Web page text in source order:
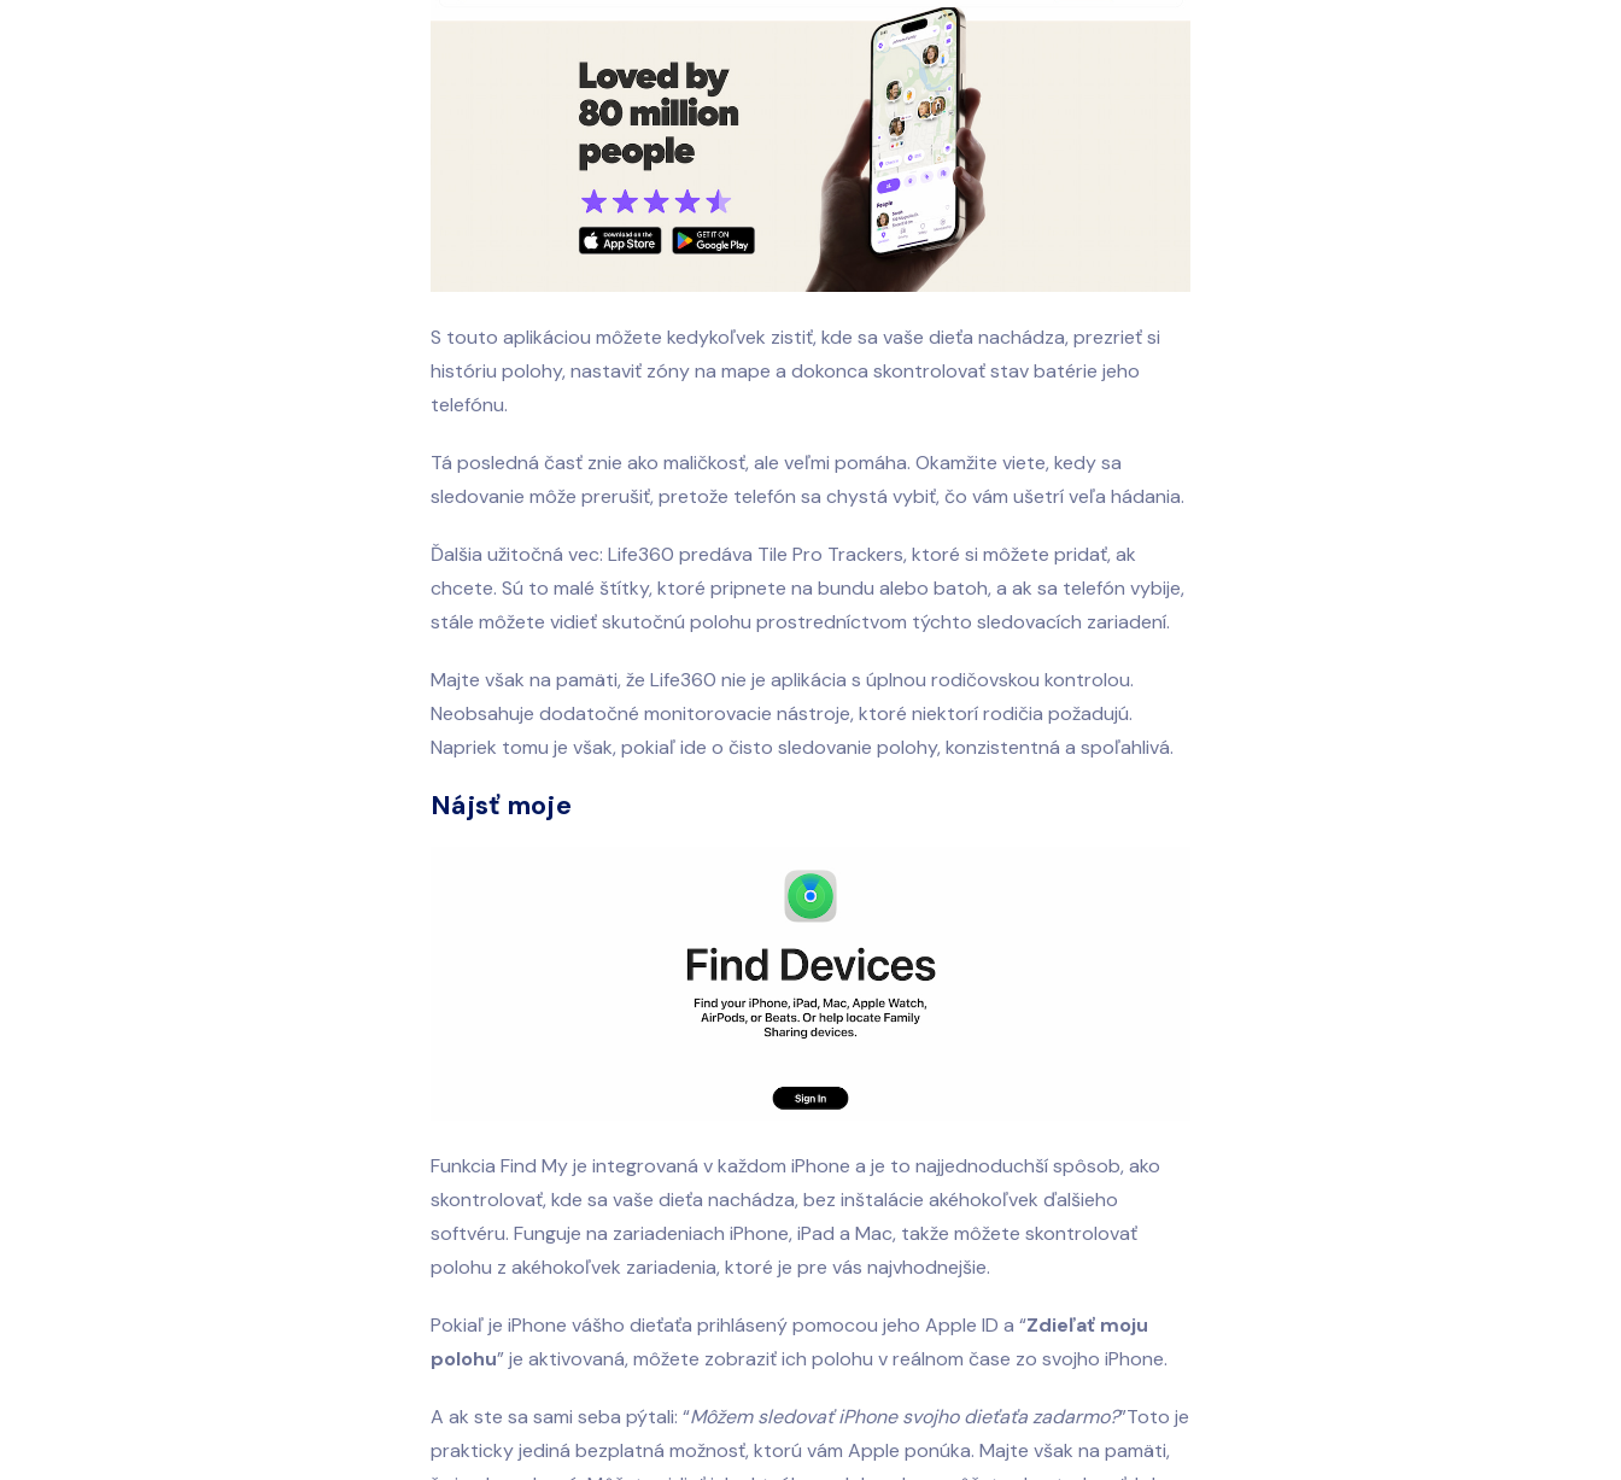
S touto aplikáciou môžete kedykoľvek zistiť, kde sa vaše dieťa nachádza, prezrieť si
históriu polohy, nastaviť zóny na mape a dokonca skontrolovať stav batérie jeho
telefónu.
Tá posledná časť znie ako maličkosť, ale veľmi pomáha. Okamžite viete, kedy sa
sledovanie môže prerušiť, pretože telefón sa chystá vybiť, čo vám ušetrí veľa hádania.
Ďalšia užitočná vec: Life360 predáva Tile Pro Trackers, ktoré si môžete pridať, ak
chcete. Sú to malé štítky, ktoré pripnete na bundu alebo batoh, a ak sa telefón vybije,
stále môžete vidieť skutočnú polohu prostredníctvom týchto sledovacích zariadení.
Majte však na pamäti, že Life360 nie je aplikácia s úplnou rodičovskou kontrolou.
Neobsahuje dodatočné monitorovacie nástroje, ktoré niektorí rodičia požadujú.
Napriek tomu je však, pokiaľ ide o čisto sledovanie polohy, konzistentná a spoľahlivá.
Nájsť moje
Funkcia Find My je integrovaná v každom iPhone a je to najjednoduchší spôsob, ako
skontrolovať, kde sa vaše dieťa nachádza, bez inštalácie akéhokoľvek ďalšieho
softvéru. Funguje na zariadeniach iPhone, iPad a Mac, takže môžete skontrolovať
polohu z akéhokoľvek zariadenia, ktoré je pre vás najvhodnejšie.
Pokiaľ je iPhone vášho dieťaťa prihlásený pomocou jeho Apple ID a “Zdieľať moju
polohu” je aktivovaná, môžete zobraziť ich polohu v reálnom čase zo svojho iPhone.
A ak ste sa sami seba pýtali: “Môžem sledovať iPhone svojho dieťaťa zadarmo?”Toto je
prakticky jediná bezplatná možnosť, ktorú vám Apple ponúka. Majte však na pamäti,